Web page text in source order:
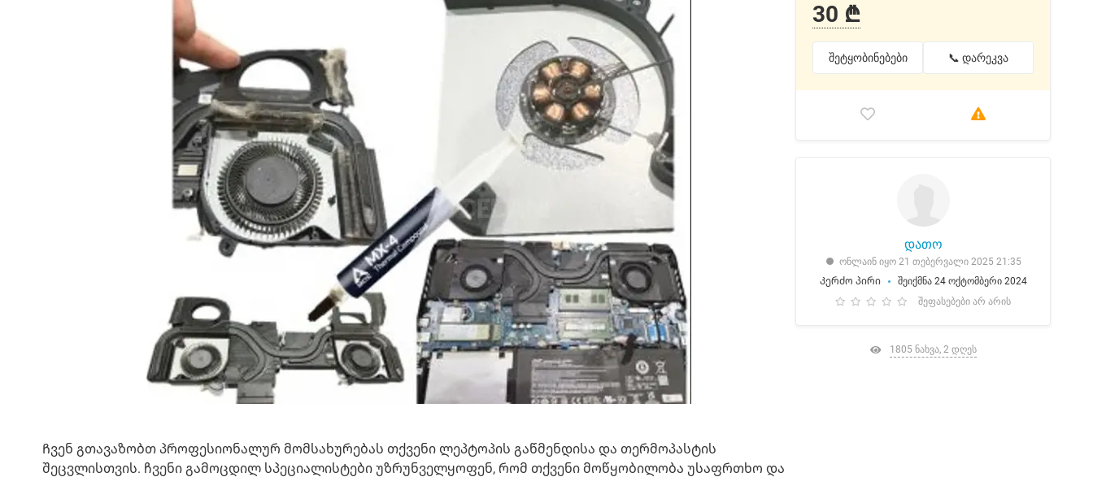
Ჩვენ გთავაზობთ პროფესიონალურ მომსახურებას თქვენი ლეპტოპის გაწმენდისა და თერმოპასტის
შეცვლისთვის. ჩვენი გამოცდილ სპეციალისტები უზრუნველყოფენ, რომ თქვენი მოწყობილობა უსაფრთხო და
30 ₾
შეტყობინებები 📞 დარეკვა
დათო
ონლაინ იყო 21 თებერვალი 2025 21:35
Კერძო პირი
შეიქმნა 24 ოქტომბერი 2024
შეფასებები არ არის
1805 ნახვა, 2 დღეს